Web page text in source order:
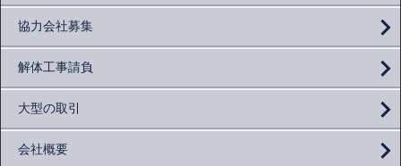
協力会社募集
解体工事請負
大型の取引
会社概要